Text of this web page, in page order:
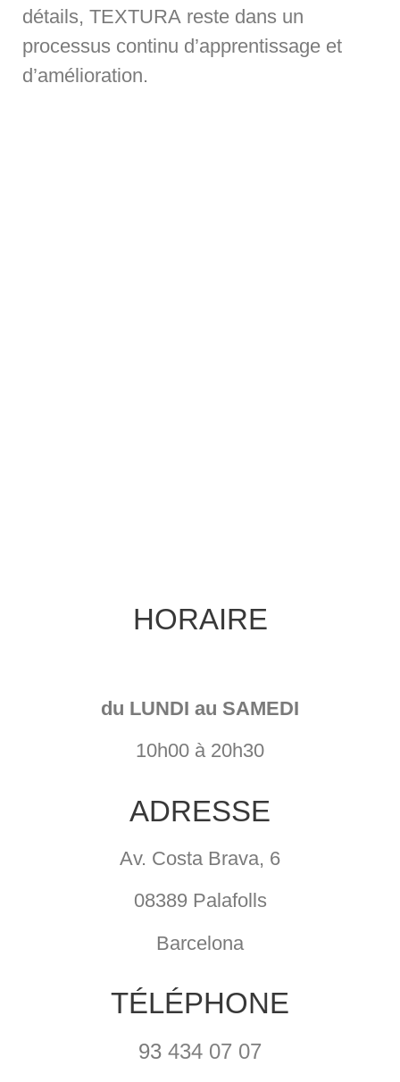
détails, TEXTURA reste dans un
processus continu d’apprentissage et
d’amélioration.
HORAIRE
du LUNDI au SAMEDI
10h00 à 20h30
ADRESSE
Av. Costa Brava, 6
08389 Palafolls
Barcelona
TÉLÉPHONE
93 434 07 07